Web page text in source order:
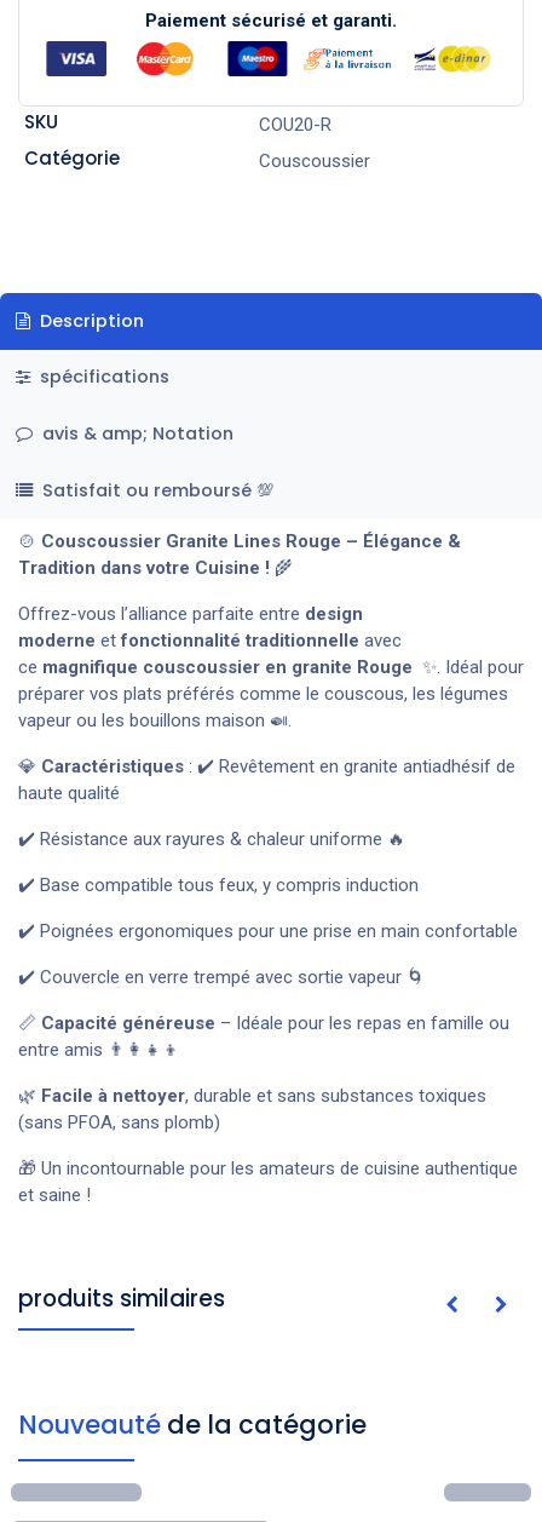
Paiement sécurisé et garanti.
SKU COU20-R
Catégorie Couscoussier
Description
spécifications
avis & amp; Notation
Satisfait ou remboursé 💯
🍲 Couscoussier Granite Lines Rouge – Élégance &
Tradition dans votre Cuisine ! 🌾
Offrez-vous l’alliance parfaite entre design
moderne etfonctionnalité traditionnelle avec
ce magnifique couscoussier en granite Rouge ✨. Idéal pour
préparer vos plats préférés comme le couscous, les légumes
vapeur ou les bouillons maison 🍛.
💎 Caractéristiques : ✔️ Revêtement en granite antiadhésif de
haute qualité
✔️ Résistance aux rayures & chaleur uniforme 🔥
✔️ Base compatible tous feux, y compris induction
✔️ Poignées ergonomiques pour une prise en main confortable
✔️ Couvercle en verre trempé avec sortie vapeur 🌀
📏 Capacité généreuse – Idéale pour les repas en famille ou
entre amis 👨‍👩‍👧‍👦
🌿 Facile à nettoyer, durable et sans substances toxiques
(sans PFOA, sans plomb)
🎁 Un incontournable pour les amateurs de cuisine authentique
et saine !
produits similaires
Nouveauté de la catégorie